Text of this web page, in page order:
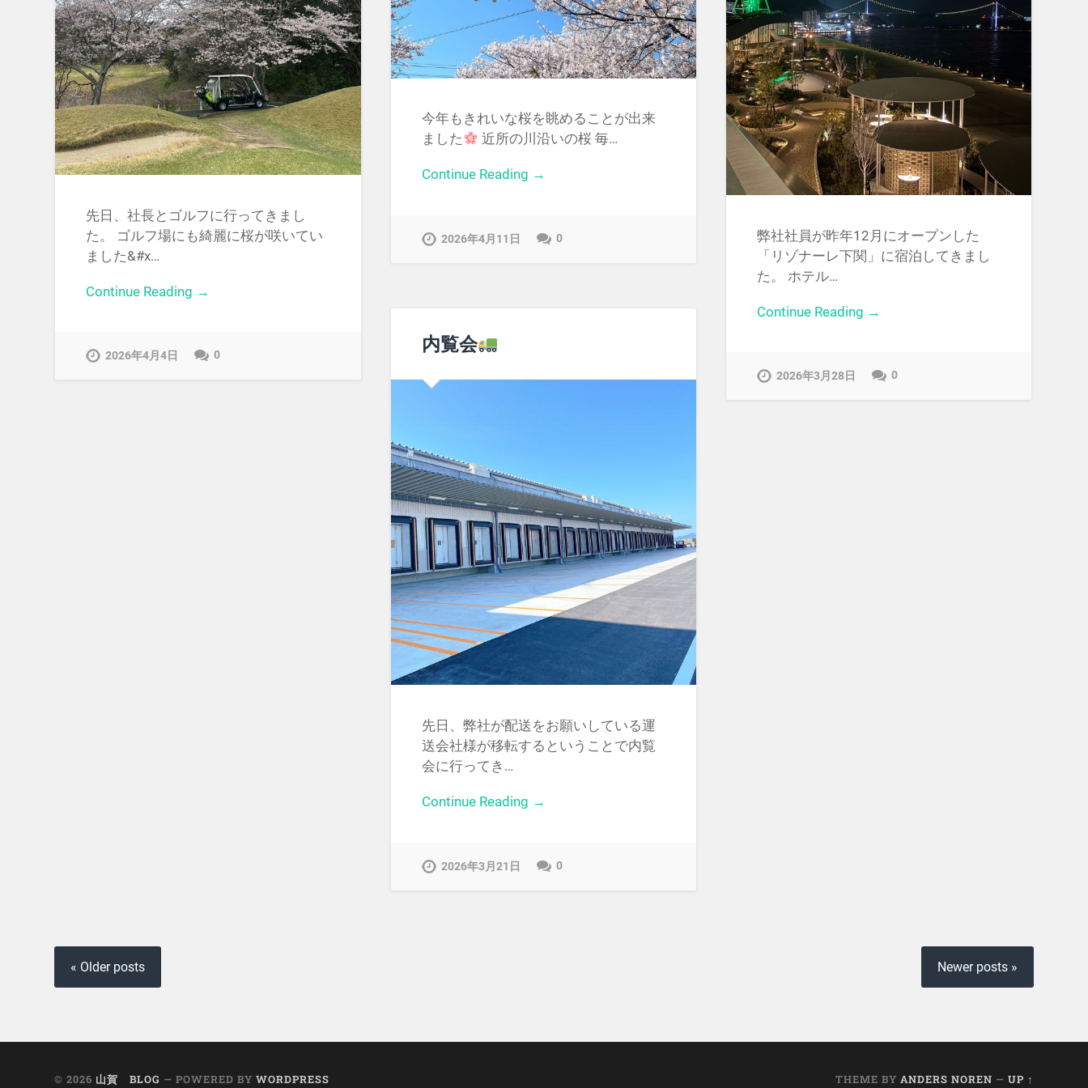
今年もきれいな桜を眺めることが出来
ました
近所の川沿いの桜 毎…
Continue Reading →
2026年4月11日 0
先日、社長とゴルフに行ってきまし
た。 ゴルフ場にも綺麗に桜が咲いてい
ました&#x…
Continue Reading →
2026年4月4日 0
弊社社員が昨年12月にオープンした
「リゾナーレ下関」に宿泊してきまし
た。 ホテル…
Continue Reading →
2026年3月28日 0
内覧会
先日、弊社が配送をお願いしている運
送会社様が移転するということで内覧
会に行ってき…
Continue Reading →
2026年3月21日 0
« Older posts Newer posts »
© 2026 山賀 BLOG — POWERED BYWORDPRESS THEME BY ANDERS NOREN — UP ↑